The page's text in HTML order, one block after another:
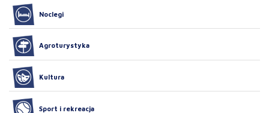
Noclegi
Agroturystyka
Kultura
Sport i rekreacja